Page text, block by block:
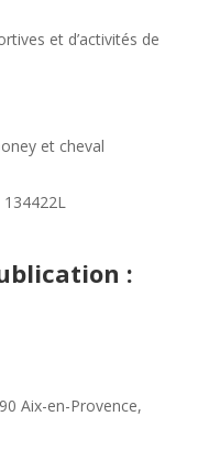
et d’activités de
et cheval
:
Aix-en-Provence,